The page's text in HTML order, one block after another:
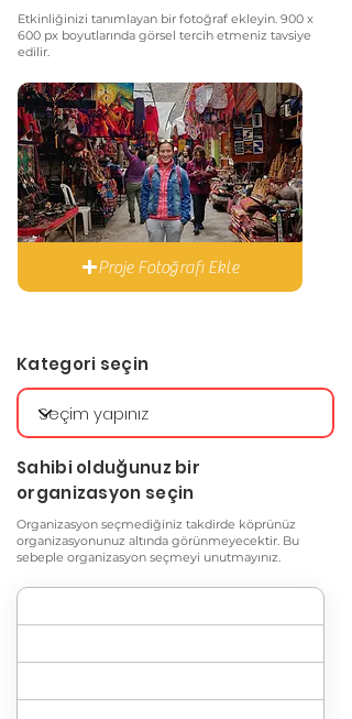
Etkinliğinizi tanımlayan bir fotoğraf ekleyin. 900 x
600 px boyutlarında görsel tercih etmeniz tavsiye
edilir.
Proje Fotoğrafı Ekle
Kategori seçin
Sahibi olduğunuz bir
organizasyon seçin
Organizasyon seçmediğiniz takdirde köprünüz
organizasyonunuz altında görünmeyecektir. Bu
sebeple organizasyon seçmeyi unutmayınız.